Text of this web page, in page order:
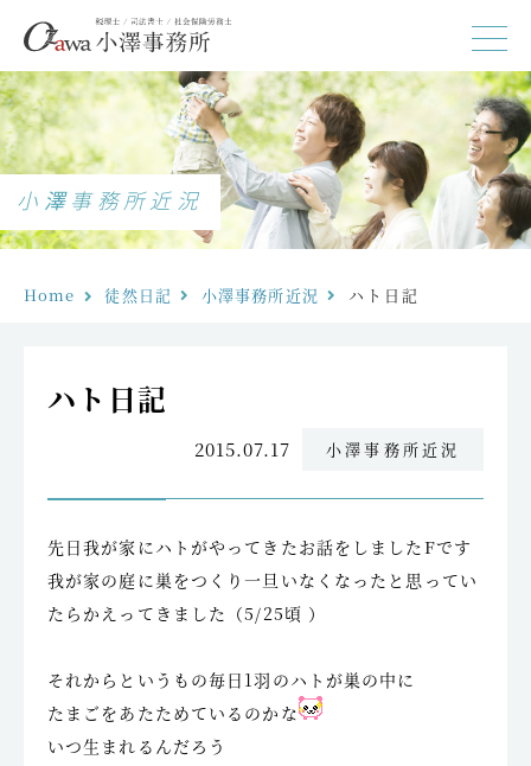
小澤事務所近況
Home 徒然日記 小澤事務所近況 ハト日記
ハト日記
2015.07.17 小澤事務所近況
先日我が家にハトがやってきたお話をしましたFです
我が家の庭に巣をつくり一旦いなくなったと思ってい
たらかえってきました（5/25頃 ）
それからというもの毎日1羽のハトが巣の中に
たまごをあたためているのかな
いつ生まれるんだろう